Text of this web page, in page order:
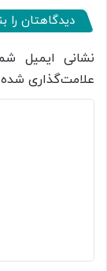
دیدگاهتان را
نشانی ایمیل
علامت‌گذاری